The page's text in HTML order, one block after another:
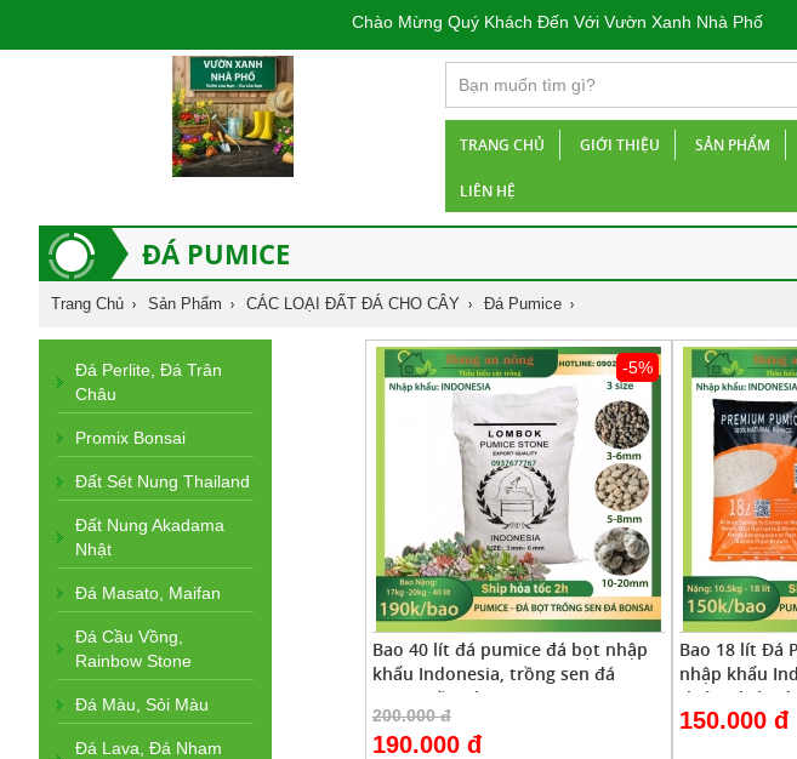
Chào Mừng Quý Khách Đến Với Vườn Xanh Nhà Phố
TRANG CHỦ GIỚI THIỆU SẢN PHẨM
LIÊN HỆ
ĐÁ PUMICE
Trang Chủ Sản Phẩm CÁC LOẠI ĐẤT ĐÁ CHO CÂY Đá Pumice
Đá Perlite, Đá Trân
Châu
Promix Bonsai
Đất Sét Nung Thailand
Đất Nung Akadama
Nhật
Đá Masato, Maifan
Đá Cầu Vồng,
Rainbow Stone
Đá Màu, Sỏi Màu
Đá Lava, Đá Nham
Bao 40 lít đá pumice đá bọt nhập
khẩu Indonesia, trồng sen đá
xương rồng bonsai
200.000 đ
190.000 đ
-5%
Bao 18 lít Đá
nhập khẩu
thiên nhiên
size 2-3mm, 3-
150.000 đ